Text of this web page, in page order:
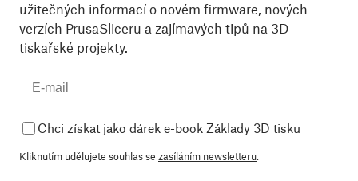
užitečných informací o novém firmware, nových
verzích PrusaSliceru a zajímavých tipů na 3D
tiskařské projekty.
Chci získat jako dárek e-book Základy 3D tisku
Kliknutím udělujete souhlas se zasíláním newsletteru.